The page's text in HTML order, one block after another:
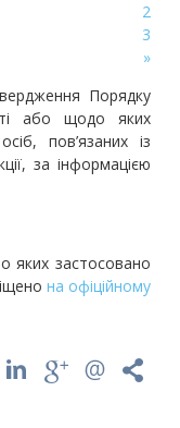
2
3
»
Порядку
або щодо яких
пов’язаних із
за інформацією
яких застосовано
на офіційному